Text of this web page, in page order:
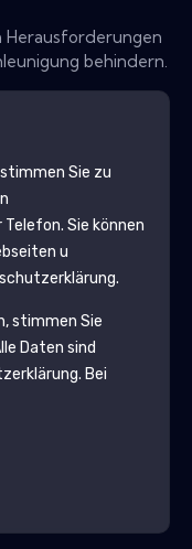
Herausforderungen
behindern.
Sie zu
Sie können
u
stimmen Sie
Daten sind
. Bei